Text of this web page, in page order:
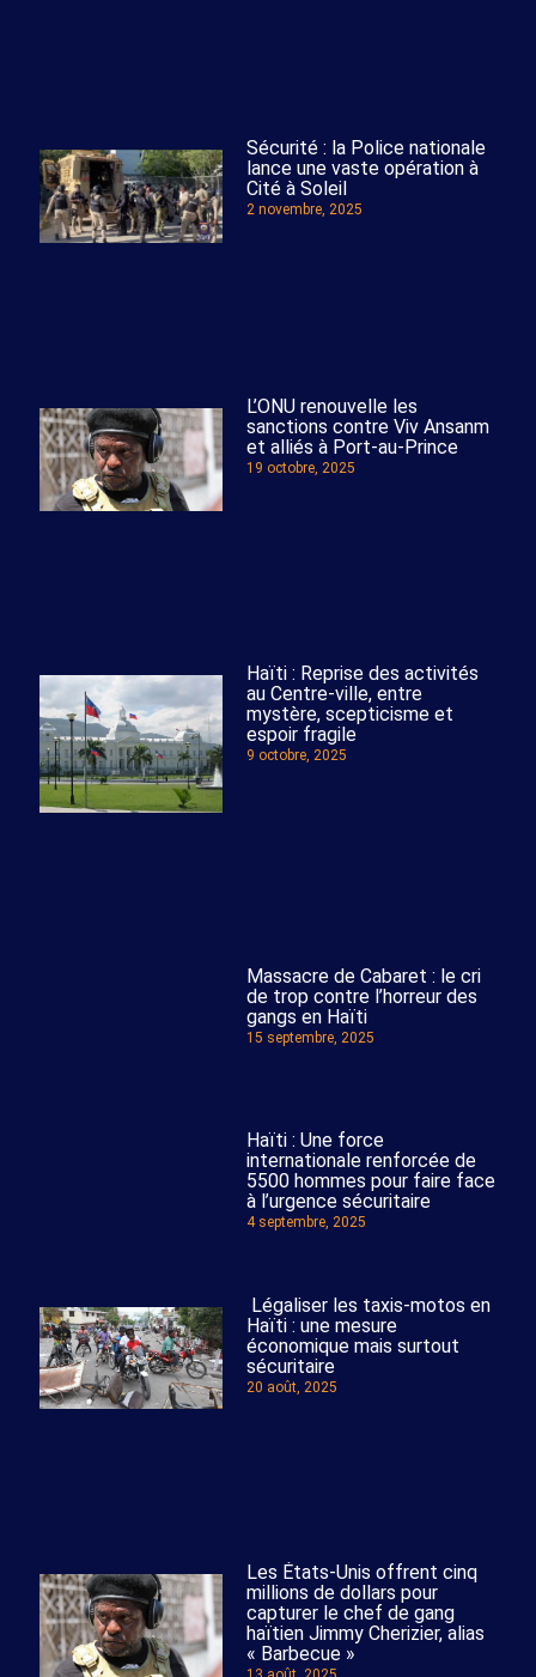
Sécurité : la Police nationale
lance une vaste opération à
Cité à Soleil
2 novembre, 2025
L’ONU renouvelle les
sanctions contre Viv Ansanm
et alliés à Port-au-Prince
19 octobre, 2025
Haïti : Reprise des activités
au Centre-ville, entre
mystère, scepticisme et
espoir fragile
9 octobre, 2025
Massacre de Cabaret : le cri
de trop contre l’horreur des
gangs en Haïti
15 septembre, 2025
Haïti : Une force
internationale renforcée de
5500 hommes pour faire face
à l’urgence sécuritaire
4 septembre, 2025
Légaliser les taxis-motos en
Haïti : une mesure
économique mais surtout
sécuritaire
20 août, 2025
Les États-Unis offrent cinq
millions de dollars pour
capturer le chef de gang
haïtien Jimmy Cherizier, alias
« Barbecue »